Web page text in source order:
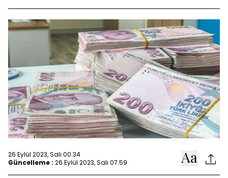
26 Eylül 2023, Salı 00:34
Güncelleme : 26 Eylül 2023, Salı 07:59